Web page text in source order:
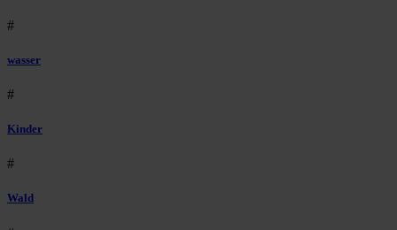
#
wasser
#
Kinder
#
Wald